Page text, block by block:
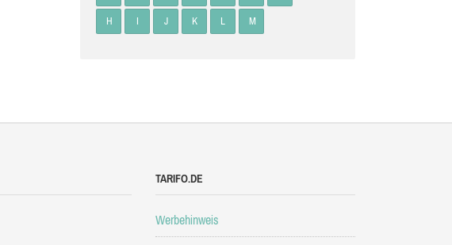
H I J K L M
TARIFO.DE
Werbehinweis